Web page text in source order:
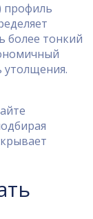
профиль
более тонкий
утолщения.